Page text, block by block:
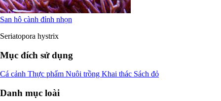
San hô cành đỉnh nhọn
Seriatopora hystrix
Mục đích sử dụng
Cá cảnh Thực phẩm Nuôi trồng Khai thác Sách đỏ
Danh mục loài